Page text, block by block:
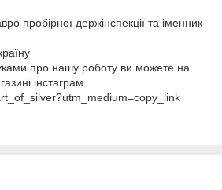
пробірної держінспекції та іменник
про нашу роботу ви можете на
інстаграм